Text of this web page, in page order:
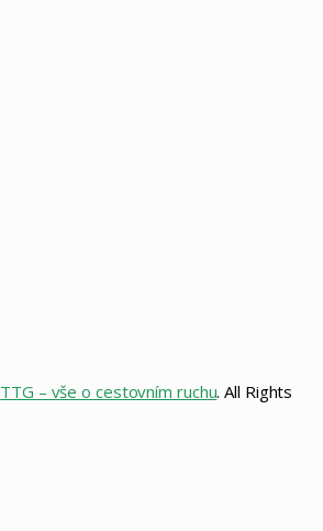
TTG – vše o cestovním ruchu. All Rights